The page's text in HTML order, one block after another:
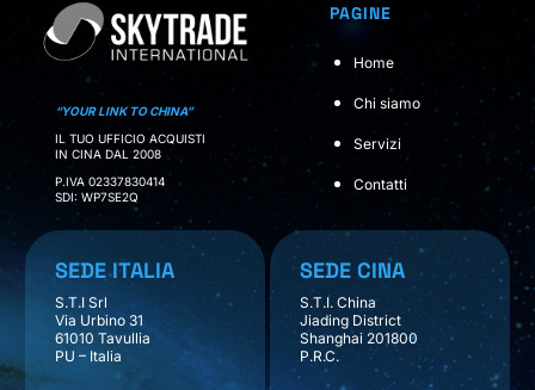
“YOUR LINK TO CHINA”
IL TUO UFFICIO ACQUISTI
IN CINA DAL 2008
P.IVA 02337830414
SDI: WP7SE2Q
PAGINE
Home
Chi siamo
Servizi
Contatti
SEDE ITALIA
S.T.I Srl
Via Urbino 31
61010 Tavullia
PU – Italia
SEDE CINA
S.T.I. China
Jiading District
Shanghai 201800
P.R.C.